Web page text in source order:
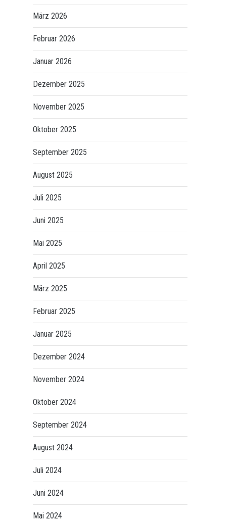
März 2026
Februar 2026
Januar 2026
Dezember 2025
November 2025
Oktober 2025
September 2025
August 2025
Juli 2025
Juni 2025
Mai 2025
April 2025
März 2025
Februar 2025
Januar 2025
Dezember 2024
November 2024
Oktober 2024
September 2024
August 2024
Juli 2024
Juni 2024
Mai 2024